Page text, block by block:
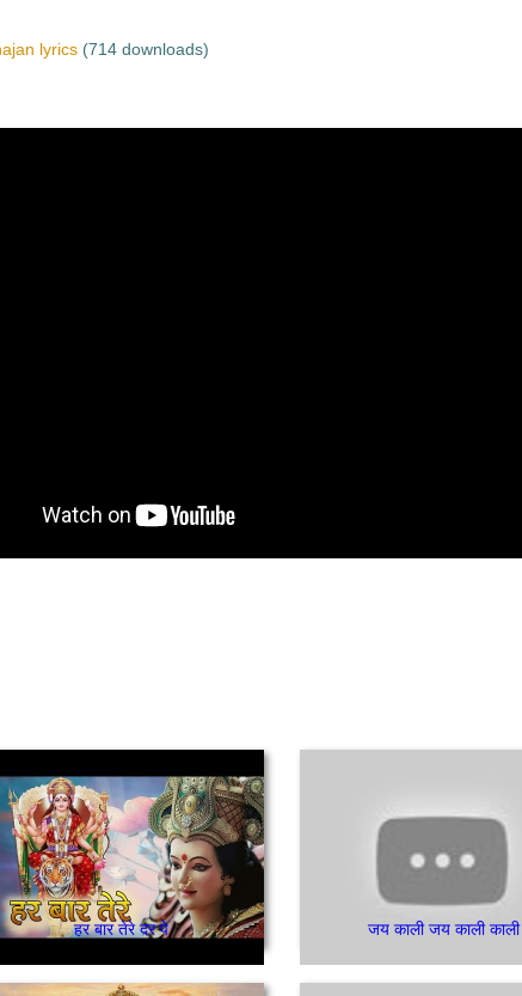
lyrics (714 downloads)
हर बार तेरे दर पे जय काली जय काली काली